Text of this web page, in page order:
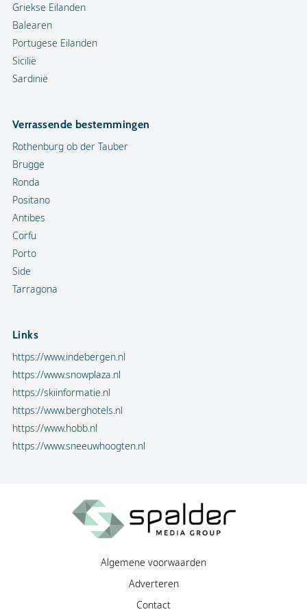
Griekse Eilanden
Balearen
Portugese Eilanden
Sicilië
Sardinië
Verrassende bestemmingen
Rothenburg ob der Tauber
Brugge
Ronda
Positano
Antibes
Corfu
Porto
Side
Tarragona
Links
https://www.indebergen.nl
https://www.snowplaza.nl
https://skiinformatie.nl
https://www.berghotels.nl
https://www.hobb.nl
https://www.sneeuwhoogten.nl
Algemene voorwaarden
Adverteren
Contact